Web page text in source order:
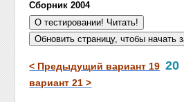
Сборник 2004
< Предыдущий вариант 19 20
вариант 21 >